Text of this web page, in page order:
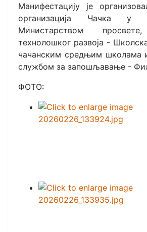
Манифестацију је
организација Чачка у
Министарством
технолошког развоја -
чачанским средњим школама
службом за запошљавање -
ФОТО: